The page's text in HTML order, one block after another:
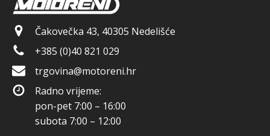
Čakovečka 43, 40305 Nedelišće
+385 (0)40 821 029
trgovina@motoreni.hr
Radno vrijeme:
pon-pet 7:00 – 16:00
subota 7:00 – 12:00